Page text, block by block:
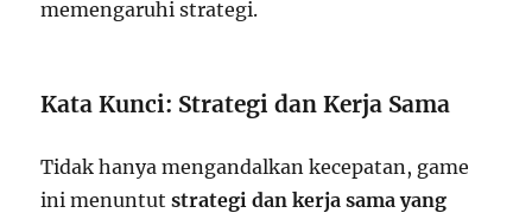
memengaruhi strategi.
Kata Kunci: Strategi dan Kerja Sama
Tidak hanya mengandalkan kecepatan, game
ini menuntutstrategi dan kerja sama yang